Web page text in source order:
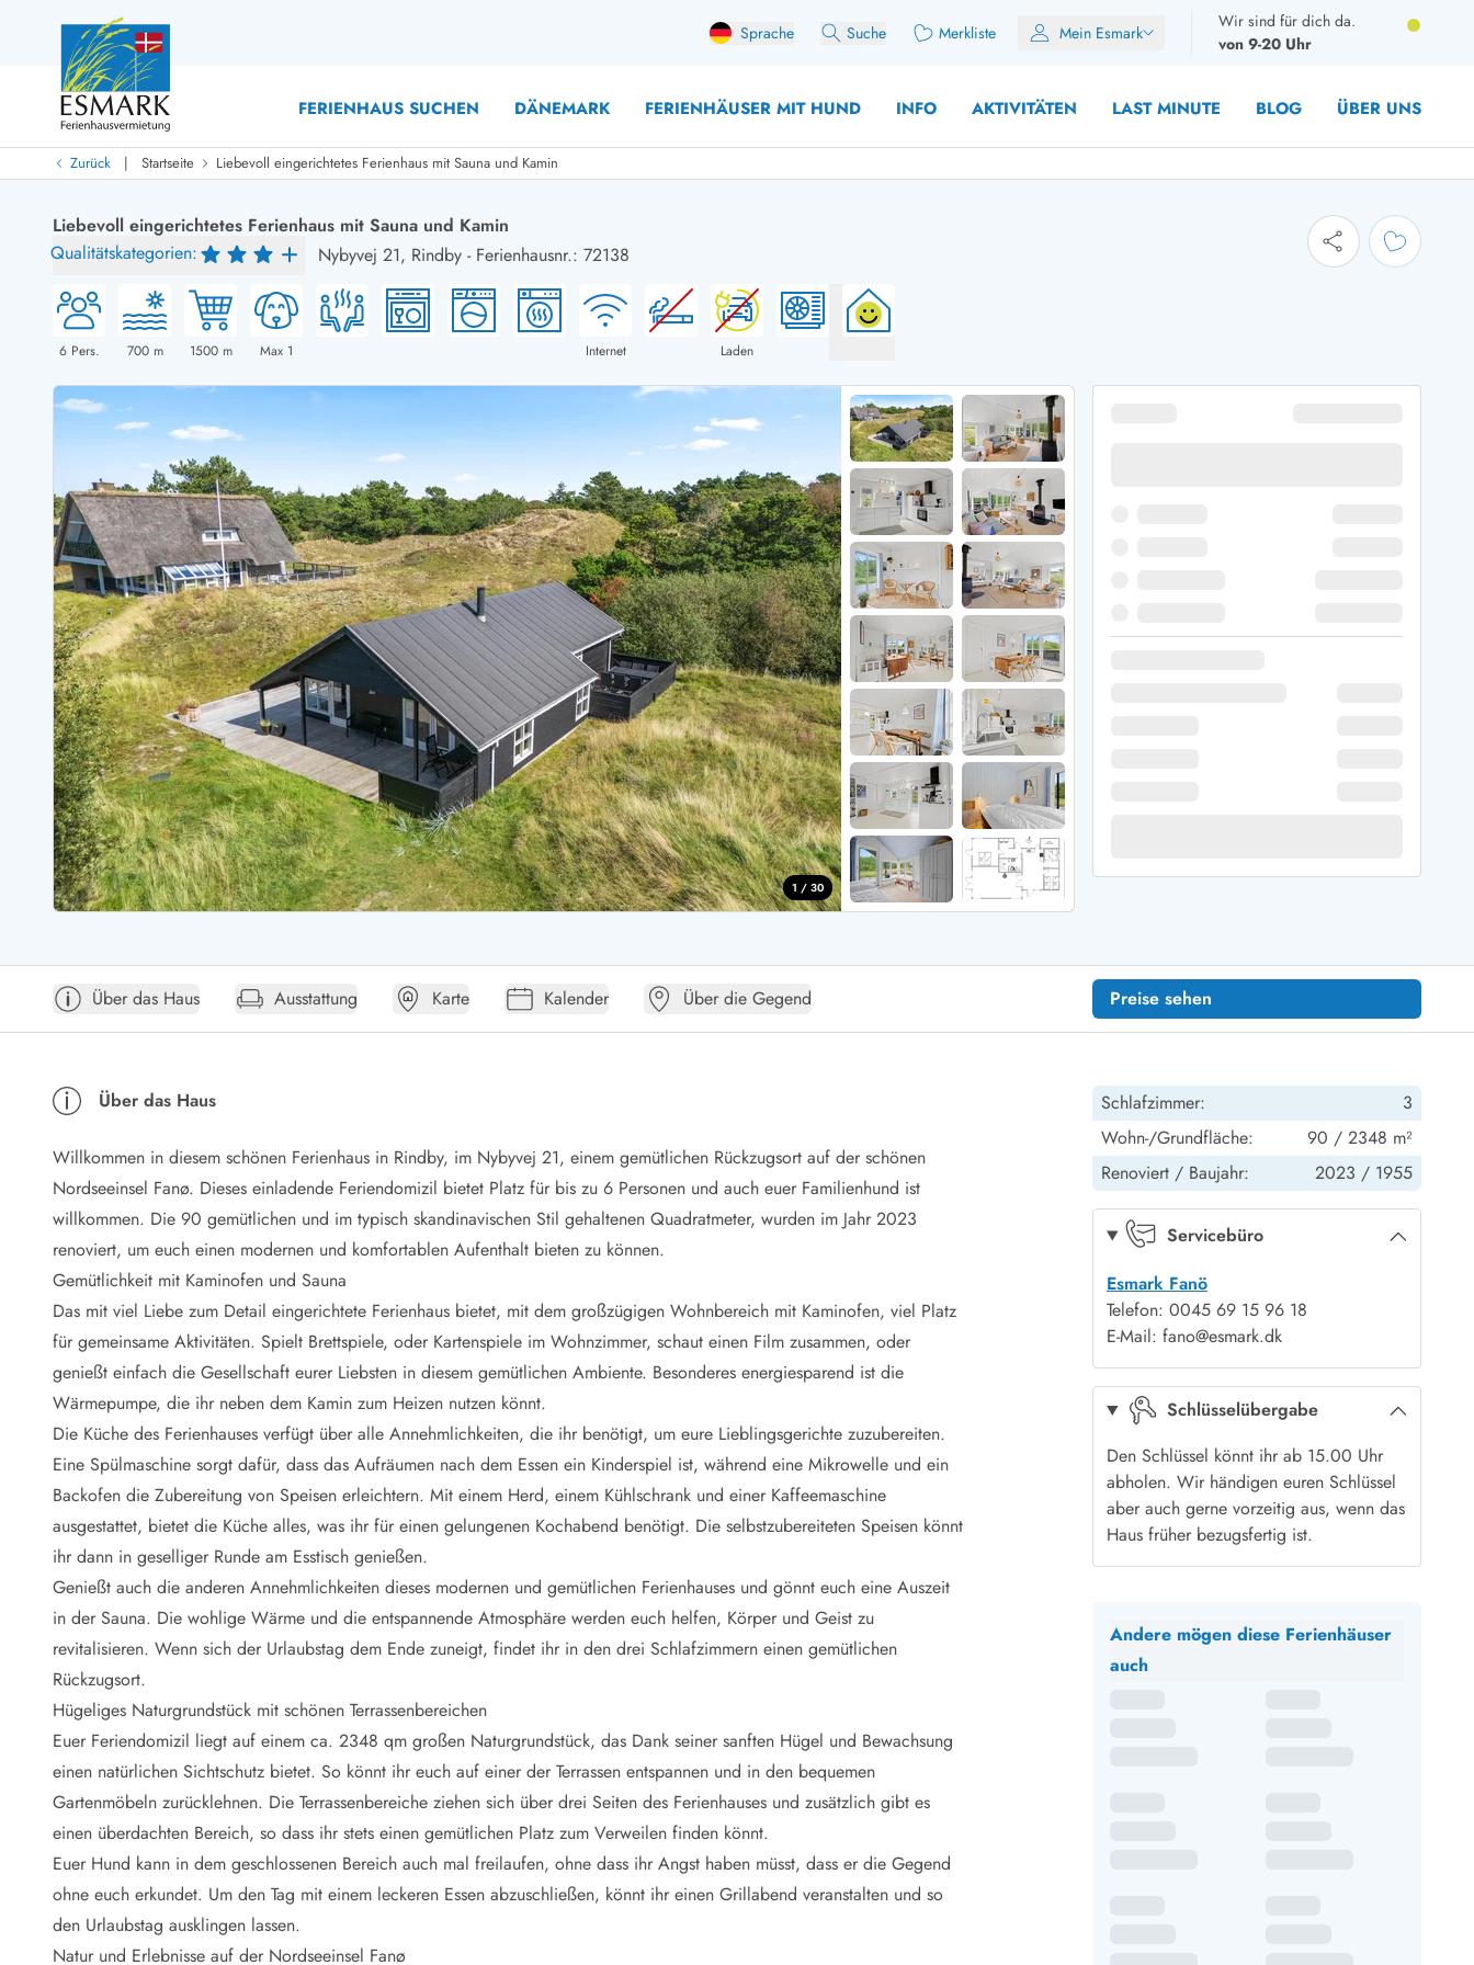
Sprache Suche Merkliste Mein Esmark
Wir sind für dich da.
von 9-20 Uhr
FERIENHAUS SUCHEN DÄNEMARK FERIENHÄUSER MIT HUND INFO AKTIVITÄTEN LAST MINUTE BLOG ÜBER UNS
Last Minute
Last Minute
Neu bei uns!
Neue Ferienhäuser bei ESMARKFerienhäuser mit PoolFerienhäuser mit Hund
Neurenovierte Ferienhäuser
Ferienhäuser mit Endreinigung inklusive
Ferienhäuser dicht am Strand
Ferienhäuser neu gebaut
Ferienhäuser mit Sauna
Ferienhäuser Nicht-Raucher
Ferienhäuser mit Aussicht
Ferienhäuser mit Whirlpool
Ferienhäuser mit Freitagswechsel
Ferienhäuser für Angler
Ferienhäuser mit Sonntagswechsel
Ferienhäuser mit Aktivitätsraum
Ferienhäuser mit Ladestation (E-Auto)
Ferienhäuser mit Nebensaionrabatt
Ferienhaus für 2 Personen
Ferienhaus für 4 Personen
Ferienhaus für 6 Personen
Ferienhaus für 8 Personen
Ferienhaus für 10 Personen
Ferienhaus für 12 Personen
Ferienhäuser im Frühjahr
Ferienhäuser im Sommer
Ferienhäuser im Herbst
Ferienhäuser im Winter
Ferienhäuser über Weihnachten
Ferienhäuser über Silvester
Ferienhäuser BjerregardFerienhäuser BlavandFerienhäuser Hvide SandeFerienhäuser Sondervig
Ferienhäuser Argab
Ferienhäuser in Arrild
Ferienhäuser Bjerregard
Ferienhäuser Blavand
Ferienhäuser Bork Havn
Ferienhäuser Fjand
Ferienhäuser Fanö
Ferienhäuser Graerup Strand
Ferienhäuser Haurvig
Ferienhäuser Henne Strand
Ferienhäuser Ho
Ferienhäuser Houstrup
Ferienhäuser Houvig
Ferienhäuser auf Holmsland Klit
Ferienhäuser in Holmsland
Ferienhäuser Hvide Sande
Ferienhäuser Jegum
Ferienhäuser Klegod
Ferienhäuser Lodbjerg Hede
Ferienhäuser Nr. Lyngvig
Ferienhäuser in Nymindegab
Ferienhäuser Römö
Ferienhäuser am Ringköbing Fjord
Ferienhäuser Sondervig
Ferienhäuser Skodbjerge
Ferienhäuser in Thorsminde
Ferienhäuser Vederso Klit
Ferienhäuser Vejers Strand
Ferienhäuser Vester Husby
Öffnungszeiten
Anreise
Ferienhaus ABC
Häufige Fragen zur Buchung
Verleihservice
Reisescheckliste
Endreinigung
Gutschein
Frühbucher
Mietbedingungen
Reiseführer Dänemark
Tipps für Urlaub in Dänemark
Wetter in Dänemark
Saisonzeiten
Badesicherheit im Meer
Naturschutz
Webcam Dänemark
Ferienhauskatalog
Fotowettbewerb
Vorteile bei uns
Reisecurity
Esmark KidsVIP
Esmark VIP - Partnervorteile und Rabatte
Preisgarantie
Keine Kaution
Gästebewertungen
Gratis WLAN
We love people
Esmark VIP Partnervorteile
Esmark KidsVIP
Zurück | Startseite Liebevoll eingerichtetes Ferienhaus mit Sauna und Kamin
Liebevoll eingerichtetes Ferienhaus mit Sauna und Kamin
Qualitätskategorien:
Nybyvej 21, Rindby - Ferienhausnr.: 72138
6Pers. 700m 1500m Max 1 Internet Laden
1 / 30
Über das Haus Ausstattung Karte Kalender Über die Gegend Preise sehen
Über das Haus
Willkommen in diesem schönen Ferienhaus in Rindby, im Nybyvej 21, einem gemütlichen Rückzugsort auf der schönen
Nordseeinsel Fanø. Dieses einladende Feriendomizil bietet Platz für bis zu 6 Personen und auch euer Familienhund ist
willkommen. Die 90 gemütlichen und im typisch skandinavischen Stil gehaltenen Quadratmeter, wurden im Jahr 2023
renoviert, um euch einen modernen und komfortablen Aufenthalt bieten zu können.
Gemütlichkeit mit Kaminofen und Sauna
Das mit viel Liebe zum Detail eingerichtete Ferienhaus bietet, mit dem großzügigen Wohnbereich mit Kaminofen, viel Platz
für gemeinsame Aktivitäten. Spielt Brettspiele, oder Kartenspiele im Wohnzimmer, schaut einen Film zusammen, oder
genießt einfach die Gesellschaft eurer Liebsten in diesem gemütlichen Ambiente. Besonderes energiesparend ist die
Wärmepumpe, die ihr neben dem Kamin zum Heizen nutzen könnt.
Die Küche des Ferienhauses verfügt über alle Annehmlichkeiten, die ihr benötigt, um eure Lieblingsgerichte zuzubereiten.
Eine Spülmaschine sorgt dafür, dass das Aufräumen nach dem Essen ein Kinderspiel ist, während eine Mikrowelle und ein
Backofen die Zubereitung von Speisen erleichtern. Mit einem Herd, einem Kühlschrank und einer Kaffeemaschine
ausgestattet, bietet die Küche alles, was ihr für einen gelungenen Kochabend benötigt. Die selbstzubereiteten Speisen könnt
ihr dann in geselliger Runde am Esstisch genießen.
Genießt auch die anderen Annehmlichkeiten dieses modernen und gemütlichen Ferienhauses und gönnt euch eine Auszeit
in der Sauna. Die wohlige Wärme und die entspannende Atmosphäre werden euch helfen, Körper und Geist zu
revitalisieren. Wenn sich der Urlaubstag dem Ende zuneigt, findet ihr in den drei Schlafzimmern einen gemütlichen
Rückzugsort.
Hügeliges Naturgrundstück mit schönen Terrassenbereichen
Euer Feriendomizil liegt auf einem ca. 2348 qm großen Naturgrundstück, das Dank seiner sanften Hügel und Bewachsung
einen natürlichen Sichtschutz bietet. So könnt ihr euch auf einer der Terrassen entspannen und in den bequemen
Gartenmöbeln zurücklehnen. Die Terrassenbereiche ziehen sich über drei Seiten des Ferienhauses und zusätzlich gibt es
einen überdachten Bereich, so dass ihr stets einen gemütlichen Platz zum Verweilen finden könnt.
Euer Hund kann in dem geschlossenen Bereich auch mal freilaufen, ohne dass ihr Angst haben müsst, dass er die Gegend
ohne euch erkundet. Um den Tag mit einem leckeren Essen abzuschließen, könnt ihr einen Grillabend veranstalten und so
den Urlaubstag ausklingen lassen.
Natur und Erlebnisse auf der Nordseeinsel Fanø
Schlafzimmer:
3
Wohn-/Grundfläche:
90 / 2348 m²
Renoviert / Baujahr: 2023 / 1955
Servicebüro
Esmark Fanö
Telefon: 0045 69 15 96 18
E-Mail: fano@esmark.dk
Schlüsselübergabe
Den Schlüssel könnt ihr ab 15.00 Uhr
abholen. Wir händigen euren Schlüssel
aber auch gerne vorzeitig aus, wenn das
Haus früher bezugsfertig ist.
Andere mögen diese Ferienhäuser
auch